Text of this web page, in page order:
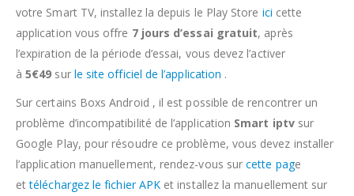
votre Smart TV, installez la depuis le Play Store ici cette
application vous offre 7 jours d’essai gratuit, après
l’expiration de la période d’essai, vous devez l’activer
à5€49 sur le site officiel de l’application .
Sur certains Boxs Android , il est possible de rencontrer un
problème d’incompatibilité de l’application Smart iptvsur
Google Play, pour résoudre ce problème, vous devez installer
l’application manuellement, rendez-vous surcette page
ettéléchargez le fichier APK et installez la manuellement sur